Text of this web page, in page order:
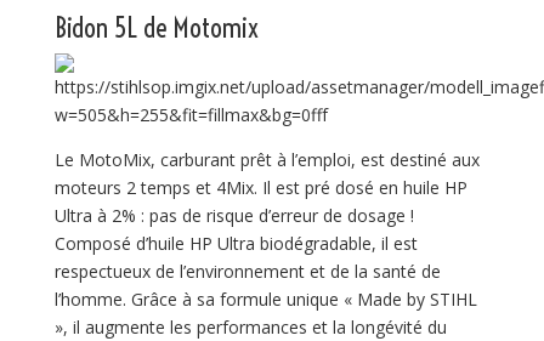
Bidon 5L de Motomix
Le MotoMix, carburant prêt à l’emploi, est destiné aux
moteurs 2 temps et 4Mix. Il est pré dosé en huile HP
Ultra à 2% : pas de risque d’erreur de dosage !
Composé d’huile HP Ultra biodégradable, il est
respectueux de l’environnement et de la santé de
l’homme. Grâce à sa formule unique « Made by STIHL
», il augmente les performances et la longévité du